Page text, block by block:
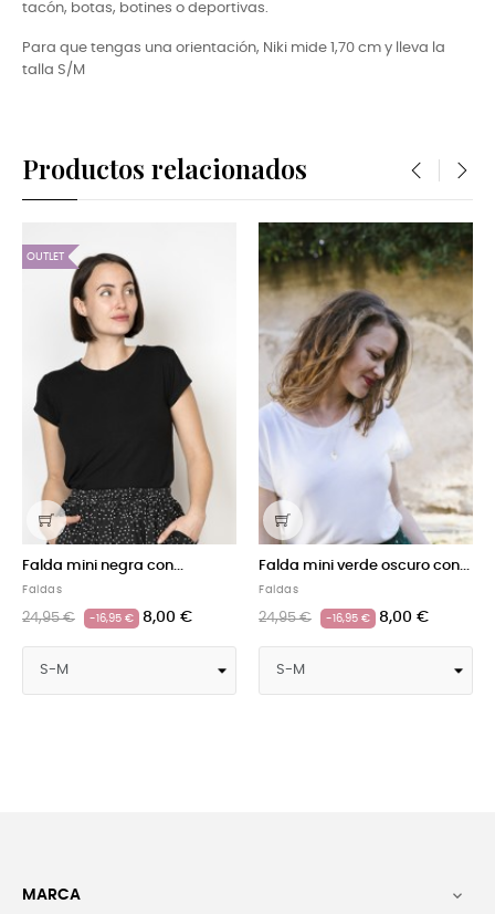
tacón, botas, botines o deportivas.
Para que tengas una orientación, Niki mide 1,70 cm y lleva la
talla S/M
Productos relacionados
OUTLET
Falda mini negra con...
Faldas
24,95 € -16,95 € 8,00 €
Falda mini verde oscuro con...
Faldas
24,95 € -16,95 € 8,00 €
MARCA 